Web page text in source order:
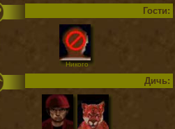
Гости:
Никого
Дичь: